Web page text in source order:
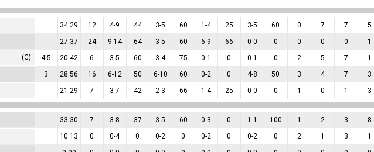
34:29 12 4-9 44 3-5 60 1-4 25 3-5 60 0 7 7 5
27:37 24 9-14 64 3-5 60 6-9 66 0-0 0 0 0 0 1
(C) 4-5 20:42 6 3-5 60 3-4 75 0-1 0 0-1 0 2 5 7 1
3 28:56 16 6-12 50 6-10 60 0-2 0 4-8 50 3 4 7 3
21:29 7 3-7 42 2-3 66 1-4 25 0-0 0 1 0 1 3
33:30 7 3-8 37 3-5 60 0-3 0 1 -1 100 1 2 3 8
10:13 0 0-4 0 0-2 0 0-2 0 0-2 0 2 1 3 1